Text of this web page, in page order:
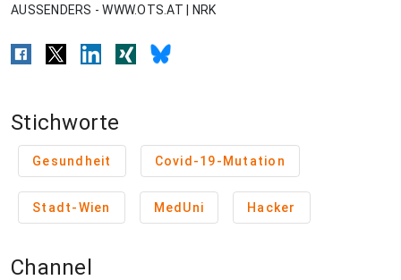
AUSSENDERS - WWW.OTS.AT | NRK
Stichworte
Gesundheit Covid-19-Mutation
Stadt-Wien MedUni Hacker
Channel